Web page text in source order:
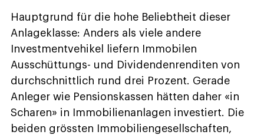
Hauptgrund für die hohe Beliebtheit dieser
Anlageklasse: Anders als viele andere
Investmentvehikel liefern Immobilen
Ausschüttungs- und Dividendenrenditen von
durchschnittlich rund drei Prozent. Gerade
Anleger wie Pensionskassen hätten daher «in
Scharen» in Immobilienanlagen investiert. Die
beiden grössten Immobiliengesellschaften,